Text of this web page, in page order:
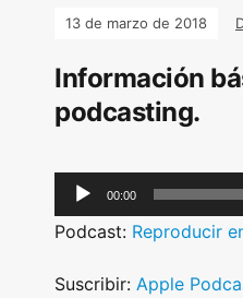
13 de marzo de 2018
Información
podcasting.
u
i
00:00
Podcast: Reproducir
Suscribir: Apple